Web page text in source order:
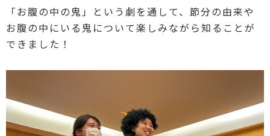
「お腹の中の鬼」という劇を通して、節分の由来や
お腹の中にいる鬼について楽しみながら知ることが
できました！